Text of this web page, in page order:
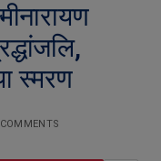
स्मरण